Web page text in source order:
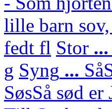
lille barn sov,
fedt fl Stor ...
g Syng ... Så
SøsSå sød er